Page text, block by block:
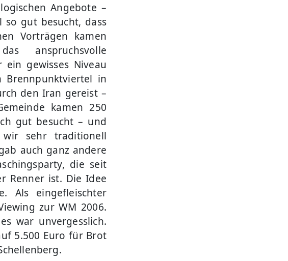
Angebote –
so gut besucht, dass
Vorträgen kamen
anspruchsvolle
gewisses Niveau
Brennpunktviertel in
den Iran gereist –
kamen 250
gut besucht – und
sehr traditionell
auch ganz andere
die seit
Renner ist. Die Idee
Als eingefleischter
zur WM 2006.
war unvergesslich.
5.500 Euro für Brot